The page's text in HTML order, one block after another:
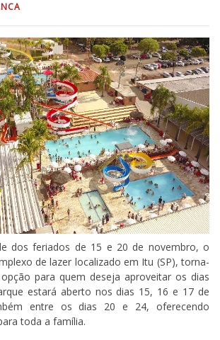
dos feriados de 15 e 20 de novembro, o
de lazer localizado em Itu (SP), torna-
para quem deseja aproveitar os dias
estará aberto nos dias 15, 16 e 17 de
entre os dias 20 e 24, oferecendo
toda a família.